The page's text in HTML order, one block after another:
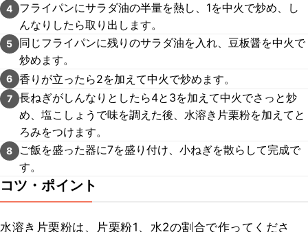
4
フライパンにサラダ油の半量を熱し、1を中火で炒め、し
んなりしたら取り出します。
5
同じフライパンに残りのサラダ油を入れ、豆板醤を中火で
炒めます。
6 香りが立ったら2を加えて中火で炒めます。
7 長ねぎがしんなりとしたら4と3を加えて中火でさっと炒
め、塩こしょうで味を調えた後、水溶き片栗粉を加えてと
ろみをつけます。
8
ご飯を盛った器に7を盛り付け、小ねぎを散らして完成で
す。
コツ・ポイント
水溶き片栗粉は、片栗粉1、水2の割合で作ってくださ